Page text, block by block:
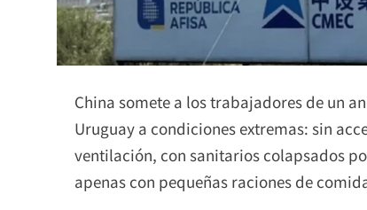
China somete a los trabajadores de un
Uruguay a condiciones extremas: sin
ventilación, con sanitarios colapsados
apenas con pequeñas raciones de